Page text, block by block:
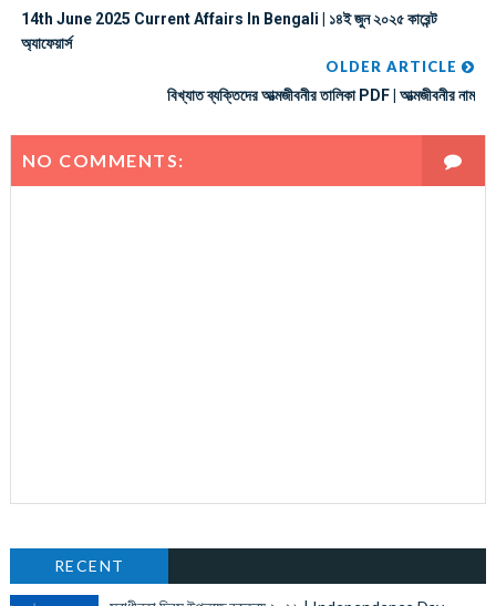
14th June 2025 Current Affairs In Bengali | ১৪ই জুন ২০২৫ কারেন্ট
অ্যাফেয়ার্স
OLDER ARTICLE
বিখ্যাত ব্যক্তিদের আত্মজীবনীর তালিকা PDF | আত্মজীবনীর নাম
NO COMMENTS:
RECENT